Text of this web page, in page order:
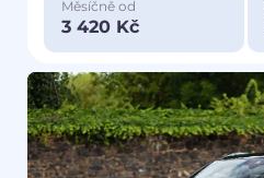
Měsíčně od
3 420 Kč